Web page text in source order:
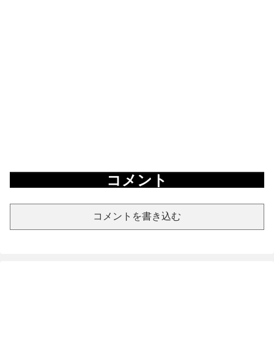
コメント
コメントを書き込む